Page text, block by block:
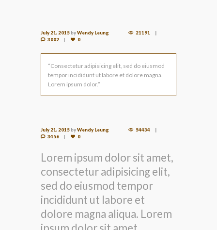
July 21, 2015 byWendy Leung
21191
3002
0
“Consectetur adipisicing elit, sed do eiusmod
tempor incididunt ut labore et dolore magna.
Lorem ipsum dolor.”
July 21, 2015 byWendy Leung
54434
3456
0
Lorem ipsum dolor sit amet,
consectetur adipisicing elit,
sed do eiusmod tempor
incididunt ut labore et
dolore magna aliqua. Lorem